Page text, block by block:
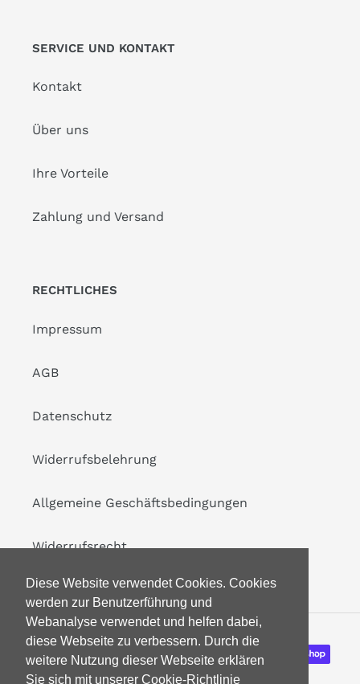
Diese Website verwendet Cookies. Cookies
werden zur Benutzerführung und
Webanalyse verwendet und helfen dabei,
diese Webseite zu verbessern. Durch die
weitere Nutzung dieser Webseite erklären
Sie sich mit unserer Cookie-Richtlinie
SERVICE UND KONTAKT
Kontakt
Über uns
Ihre Vorteile
Zahlung und Versand
RECHTLICHES
Impressum
AGB
Datenschutz
Widerrufsbelehrung
Allgemeine Geschäftsbedingungen
Widerrufsrecht
Zahlungsarten